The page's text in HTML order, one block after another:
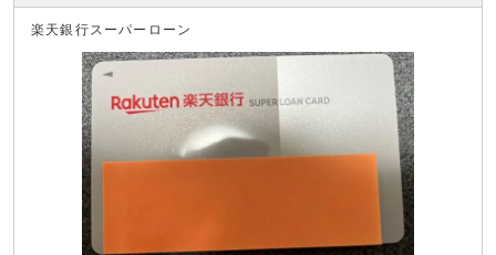
楽天銀行スーパーローン